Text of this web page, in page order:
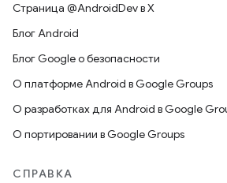
Страница @AndroidDev в X
Блог Android
Блог Google о безопасности
О платформе Android в Google Groups
О разработках для Android в Google
О портировании в Google Groups
СПРАВКА